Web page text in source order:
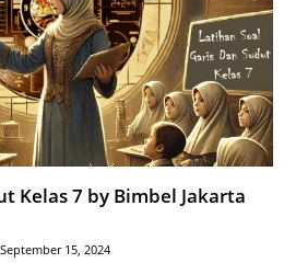
Kelas 7 by Bimbel Jakarta
15, 2024